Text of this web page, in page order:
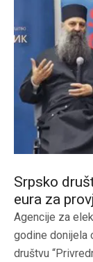
Srpsko
eura za
Agencije za
godine donijela
društvu